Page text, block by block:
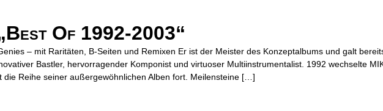
Of 1992-2003“
– mit Raritäten, B-Seiten und Remixen Er ist der Meister des Konzeptalbums und galt
Bastler, hervorragender Komponist und virtuoser Multiinstrumentalist. 1992 wechselte
die Reihe seiner außergewöhnlichen Alben fort. Meilensteine […]